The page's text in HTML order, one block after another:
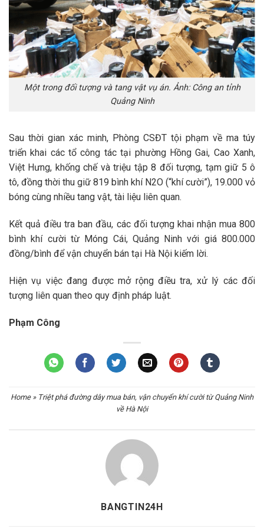
Một trong đối tượng và tang vật vụ án. Ảnh: Công an tỉnh
Quảng Ninh
Sau thời gian xác minh, Phòng CSĐT tội phạm về ma túy
triển khai các tổ công tác tại phường Hồng Gai, Cao Xanh,
Việt Hưng, khống chế và triệu tập 8 đối tượng, tạm giữ 5 ô
tô, đồng thời thu giữ 819 bình khí N2O (“khí cười”), 19.000 vỏ
bóng cùng nhiều tang vật, tài liệu liên quan.
Kết quả điều tra ban đầu, các đối tượng khai nhận mua 800
bình khí cười từ Móng Cái, Quảng Ninh với giá 800.000
đồng/bình để vận chuyển bán tại Hà Nội kiếm lời.
Hiện vụ việc đang được mở rộng điều tra, xử lý các đối
tượng liên quan theo quy định pháp luật.
Phạm Công
Home» Triệt phá đường dây mua bán, vận chuyển khí cười từ Quảng Ninh
về Hà Nội
BANGTIN24H